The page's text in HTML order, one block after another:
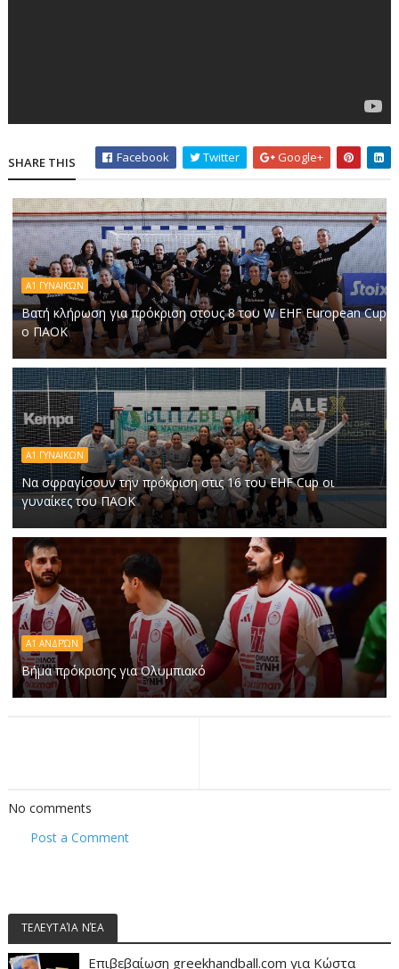
SHARE THIS Facebook Twitter Google+
Α1 ΓΥΝΑΙΚΏΝ
Βατή κλήρωση για πρόκριση στους 8 του W EHF European Cup
ο ΠΑΟΚ
Α1 ΓΥΝΑΙΚΩΝ
Να σφραγίσουν την πρόκριση στις 16 του EHF Cup οι
γυναίκες του ΠΑΟΚ
Α1 ΑΝΔΡΏΝ
Βήμα πρόκρισης για Ολυμπιακό
No comments
Post a Comment
ΤΕΛΕΥΤΑΊΑ ΝΈΑ
Επιβεβαίωση greekhandball.com για Κώστα